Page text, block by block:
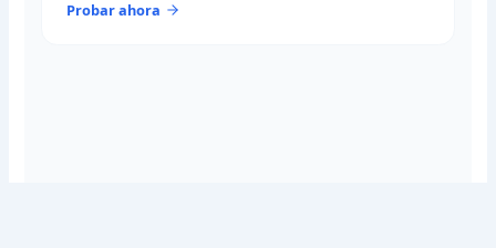
Probar ahora